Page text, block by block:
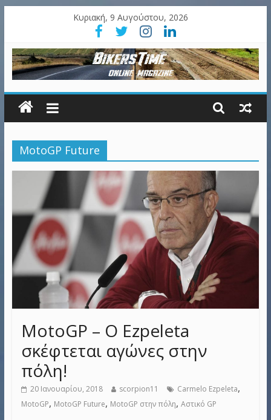
Κυριακή, 9 Αυγούστου, 2026
MotoGP Future
MotoGP – Ο Ezpeleta
σκέφτεται αγώνες στην
πόλη!
20 Ιανουαρίου, 2018 scorpion11 Carmelo Ezpeleta,
MotoGP, MotoGP Future, MotoGP στην πόλη, Αστικό GP